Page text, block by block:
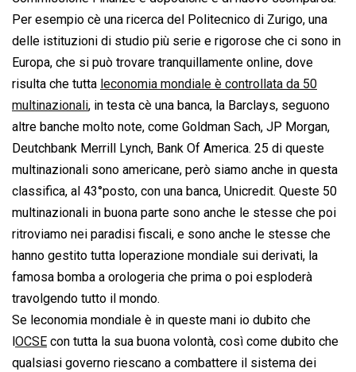
Per esempio cè una ricerca del Politecnico di Zurigo, una
delle istituzioni di studio più serie e rigorose che ci sono in
Europa, che si può trovare tranquillamente online, dove
risulta che tutta leconomia mondiale è controllata da 50
multinazionali, in testa cè una banca, la Barclays, seguono
altre banche molto note, come Goldman Sach, JP Morgan,
Deutchbank Merrill Lynch, Bank Of America. 25 di queste
multinazionali sono americane, però siamo anche in questa
classifica, al 43°posto, con una banca, Unicredit. Queste 50
multinazionali in buona parte sono anche le stesse che poi
ritroviamo nei paradisi fiscali, e sono anche le stesse che
hanno gestito tutta loperazione mondiale sui derivati, la
famosa bomba a orologeria che prima o poi esploderà
travolgendo tutto il mondo.
Se leconomia mondiale è in queste mani io dubito che
OCSE con tutta la sua buona volontà, così come dubito che
qualsiasi governo riescano a combattere il sistema dei